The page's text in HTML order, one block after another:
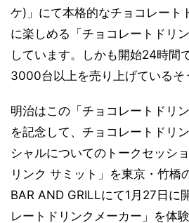
ケ)」にて本格的なチョコレート
に楽しめる「チョコレートドリ
しています。しかも開始24時間
3000台以上を売り上げているそ
明治はこの「チョコレートドリ
を記念して、チョコレートドリ
シャルについてのトークセッシ
リンク サミット」を東京・竹橋
BAR AND GRILLにて1月27日に
レートドリンクメーカー」を体